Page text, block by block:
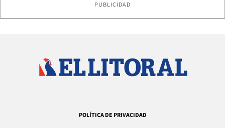
PUBLICIDAD
POLÍTICA DE PRIVACIDAD